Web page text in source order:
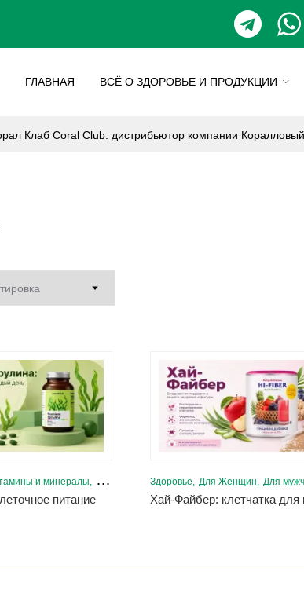
ГЛАВНАЯ ВСЁ О ЗДОРОВЬЕ И ПРОДУКЦИИ
Клаб Coral Club: дистрибьютор компании
и минералы Для Женщин Для мужчин Здоровое
питание
Здоровье Для Женщин Для